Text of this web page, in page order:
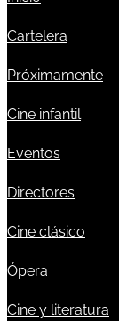
Cartelera
Próximamente
Cine infantil
Eventos
Directores
Cine clásico
Ópera
Cine y literatura